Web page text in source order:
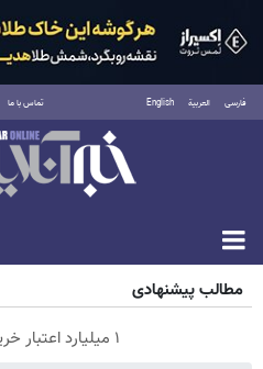
فارسی العربية English تماس با ما
جمعه ۱۶ مرداد ۱۴۰۵
مطالب پیشنهادی
۱ میلیارد اعتبار خرید طلا | بدون ضامن و چک